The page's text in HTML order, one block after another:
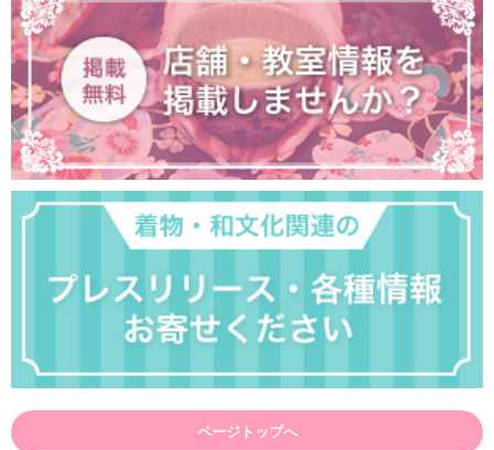
ページトップへ